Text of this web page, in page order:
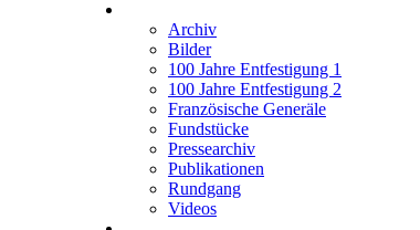
Archiv
Bilder
100 Jahre Entfestigung 1
100 Jahre Entfestigung 2
Französische Generäle
Fundstücke
Pressearchiv
Publikationen
Rundgang
Videos